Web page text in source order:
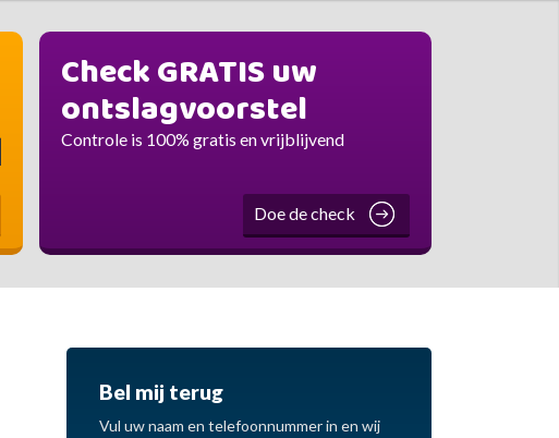
Check GRATIS uw
ontslagvoorstel
Controle is 100% gratis en vrijblijvend
Doe de check
Bel mij terug
Vul uw naam en telefoonnummer in en wij